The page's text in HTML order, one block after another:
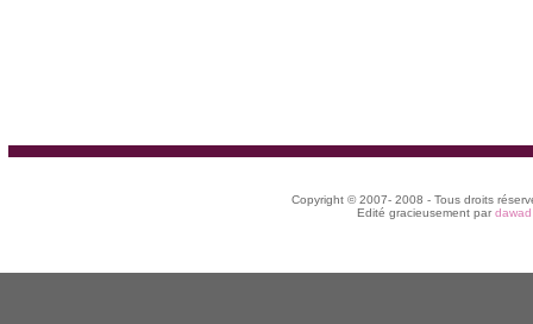
Copyright © 2007- 2008 - Tous droits
Edité gracieusement par dawad